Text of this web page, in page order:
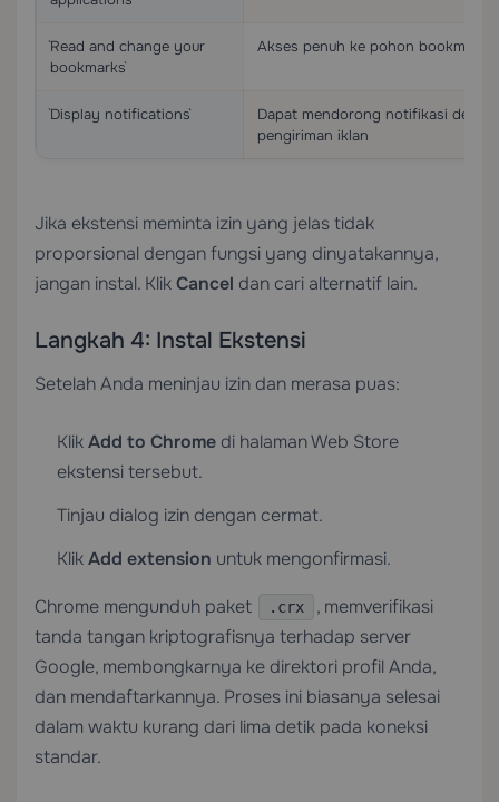
`Read and change your
bookmarks`
Akses penuh ke pohon bookmark
`Display notifications`
Dapat mendorong notifikasi
pengiriman iklan
Jika ekstensi meminta izin yang jelas tidak
proporsional dengan fungsi yang dinyatakannya,
jangan instal. KlikCancel dan cari alternatif lain.
Langkah 4: Instal Ekstensi
Setelah Anda meninjau izin dan merasa puas:
KlikAdd to Chrome di halaman Web Store
ekstensi tersebut.
Tinjau dialog izin dengan cermat.
KlikAdd extension untuk mengonfirmasi.
Chrome mengunduh paket .crx
, memverifikasi
tanda tangan kriptografisnya terhadap server
Google, membongkarnya ke direktori profil Anda,
dan mendaftarkannya. Proses ini biasanya selesai
dalam waktu kurang dari lima detik pada koneksi
standar.